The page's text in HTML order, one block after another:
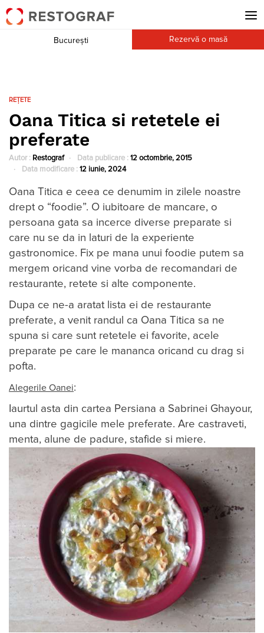
București Rezervă o masă
REȚETE
Oana Titica si retetele ei
preferate
Autor : Restograf Data publicare : 12 octombrie, 2015
Data modificare : 12 iunie, 2024
Oana Titica e ceea ce denumim in zilele noastre
drept o “foodie”. O iubitoare de mancare, o
persoana gata sa incerce diverse preparate si
care nu se da in laturi de la experiente
gastronomice. Fix pe mana unui foodie putem sa
mergem oricand vine vorba de recomandari de
restaurante, retete si alte componente.
Dupa ce ne-a aratat lista ei de restaurante
preferate, a venit randul ca Oana Titica sa ne
spuna si care sunt retetele ei favorite, acele
preparate pe care le mananca oricand cu drag si
pofta.
Alegerile Oanei:
Iaurtul asta din cartea Persiana a Sabrinei Ghayour,
una dintre gagicile mele preferate. Are castraveti,
menta, alune de padure, stafide si miere.